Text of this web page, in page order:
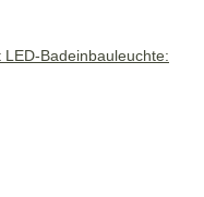
Badeinbauleuchte: